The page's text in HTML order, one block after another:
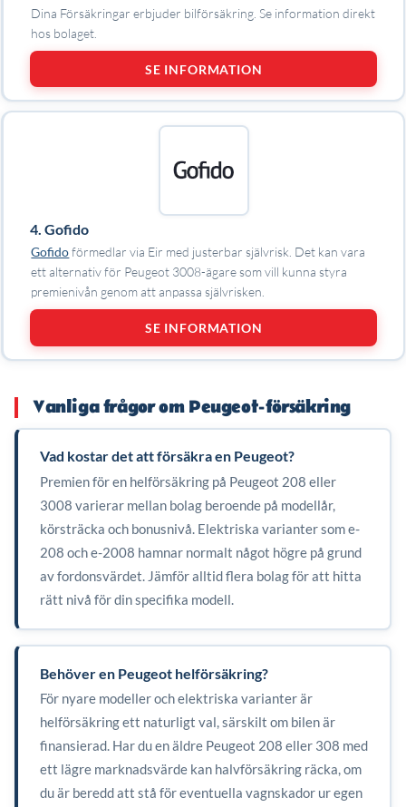
Dina Försäkringar erbjuder bilförsäkring. Se information direkt
hos bolaget.
SE INFORMATION
4. Gofido
Gofidoförmedlar via Eir med justerbar självrisk. Det kan vara
ett alternativ för Peugeot 3008-ägare som vill kunna styra
premienivån genom att anpassa självrisken.
SE INFORMATION
Vanliga frågor om Peugeot-försäkring
Vad kostar det att försäkra en Peugeot?
Premien för en helförsäkring på Peugeot 208 eller
3008 varierar mellan bolag beroende på modellår,
körsträcka och bonusnivå. Elektriska varianter som e-
208 och e-2008 hamnar normalt något högre på grund
av fordonsvärdet. Jämför alltid flera bolag för att hitta
rätt nivå för din specifika modell.
Behöver en Peugeot helförsäkring?
För nyare modeller och elektriska varianter är
helförsäkring ett naturligt val, särskilt om bilen är
finansierad. Har du en äldre Peugeot 208 eller 308 med
ett lägre marknadsvärde kan halvförsäkring räcka, om
du är beredd att stå för eventuella vagnskador ur egen